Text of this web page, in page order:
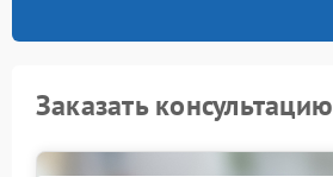
Заказать консультацию